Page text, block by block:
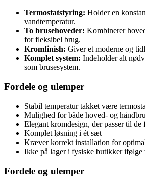
Termostatstyring: Holder en
vandtemperatur.
To brusehoveder: Kombinerer
for fleksibel brug.
Kromfinish: Giver et moderne og
Komplet system: Indeholder alt
som brusesystem.
Fordele og ulemper
Stabil temperatur takket være
Mulighed for både hoved- og
Elegant kromdesign, der passer til de
Komplet løsning i ét sæt
Kræver korrekt installation for
Ikke på lager i fysiske butikker ifølge
Fordele og ulemper